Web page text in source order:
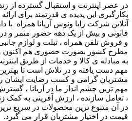
در عصر اینترنت و استقبال گسترده از
بکارگیری این پدیده ی قدرتمند برای
آنلاین شرکت رایا ونوس آریانا همراه
قانونی و بیش از یک دهه حضور مثمر و
و فروش تلفن همراه ، تبلت و لوازم
مطرح کشور بصورت حضوری هم اکنون و
به مبادله ی کالا و خدمات از طریق
مهم دست یافته و در تلاش است تا
مشتریان گرامی و کسب رضایت ایشان
مهم ترین چشم انداز ما در آریانا ،
، تعامل سازنده ، ارزش آفرینی به کمک
در آن متنوع ترین محصولات در سریع
قیمت در اختیار مشتریان قرار می گیرد.